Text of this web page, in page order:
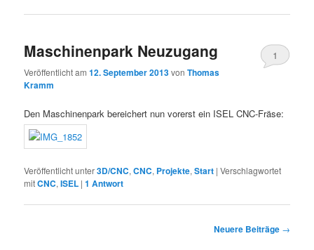
Maschinenpark Neuzugang
Veröffentlicht am12. September 2013vonThomas
Kramm
1
Den Maschinenpark bereichert nun vorerst ein ISEL CNC-Fräse:
Veröffentlicht unter3D/CNC,CNC, Projekte,Start |Verschlagwortet
mitCNC,ISEL |1 Antwort
Neuere Beiträge →